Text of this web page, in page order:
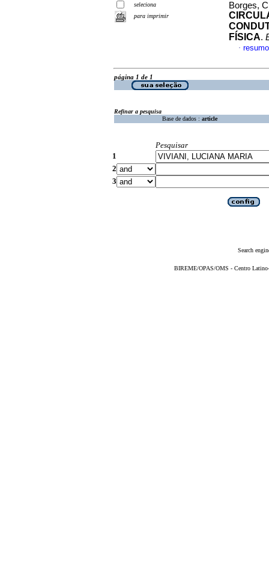
seleciona
para imprimir
Borges,
FÍSICA.
·
página 1 de 1
Refinar a pesquisa
Base de dados : article
Pesquisar
1
2
3
Search
BIREME/OPAS/OMS - Centro Latino-